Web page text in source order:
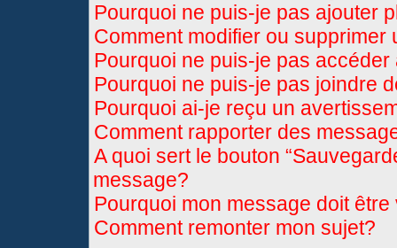
Pourquoi ne puis-je pas ajouter
Comment modifier ou supprimer
Pourquoi ne puis-je pas accéder
Pourquoi ne puis-je pas joindre
Pourquoi ai-je reçu un
Comment rapporter des
A quoi sert le bouton
message?
Pourquoi mon message doit être
Comment remonter mon sujet?